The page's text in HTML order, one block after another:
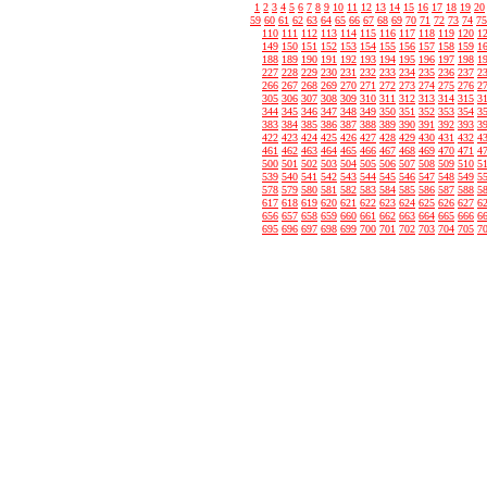
1 2 3 4 5 6 7 8 9 10 11 12 13 14 15 16 17 18 19 20
59 60 61 62 63 64 65 66 67 68 69 70 71 72 73 74 75
110 111 112 113 114 115 116 117 118 119 120
149 150 151 152 153 154 155 156 157 158 159
188 189 190 191 192 193 194 195 196 197 198
227 228 229 230 231 232 233 234 235 236 237
266 267 268 269 270 271 272 273 274 275 276
305 306 307 308 309 310 311 312 313 314 315
344 345 346 347 348 349 350 351 352 353 354
383 384 385 386 387 388 389 390 391 392 393
422 423 424 425 426 427 428 429 430 431 432
461 462 463 464 465 466 467 468 469 470 471
500 501 502 503 504 505 506 507 508 509 510
539 540 541 542 543 544 545 546 547 548 549
578 579 580 581 582 583 584 585 586 587 588
617 618 619 620 621 622 623 624 625 626 627
656 657 658 659 660 661 662 663 664 665 666
695 696 697 698 699 700 701 702 703 704 705